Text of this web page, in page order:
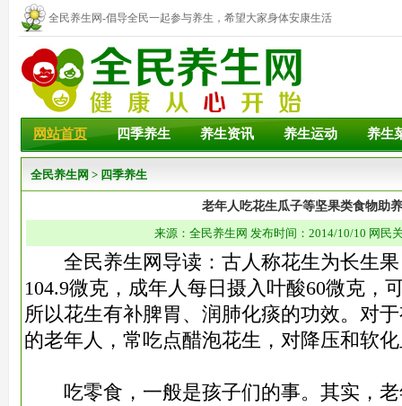
全民养生网-倡导全民一起参与养生，希望大家身体安康生活
幸福！
网站首页 四季养生 养生资讯 养生运动 养生
全民养生网 > 四季养生
老年人吃花生瓜子等坚果类食物助
来源：全民养生网 发布时间：2014/10/10 网民
全民养生网导读：古人称花生为长生果
104.9微克，成年人每日摄入叶酸60微克，
所以花生有补脾胃、润肺化痰的功效。对
的老年人，常吃点醋泡花生，对降压和软
吃零食，一般是孩子们的事。其实，老